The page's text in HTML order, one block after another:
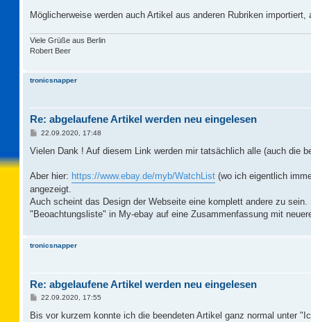
Möglicherweise werden auch Artikel aus anderen Rubriken
Viele Grüße aus Berlin
Robert Beer
tronicsnapper
Re: abgelaufene Artikel werden neu eingelesen
B
i
a
22.09.2020, 17:48
Vielen Dank ! Auf diesem Link werden mir tatsächlich alle (auch die
Aber hier: https://www.ebay.de/myb/WatchList (wo ich eigentlich
angezeigt.
Auch scheint das Design der Webseite eine komplett andere zu
"Beoachtungsliste" in My-ebay auf eine Zusammenfassung mit
tronicsnapper
Re: abgelaufene Artikel werden neu eingelesen
B
i
22.09.2020, 17:55
Bis vor kurzem konnte ich die beendeten Artikel ganz normal unter